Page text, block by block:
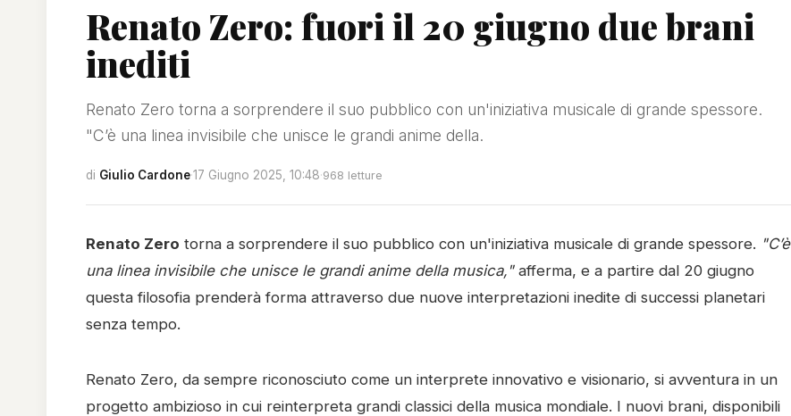
Renato Zero: fuori il 20 giugno due brani
inediti
Renato Zero torna a sorprendere il suo pubblico con un'iniziativa musicale di grande spessore.
"C’è una linea invisibile che unisce le grandi anime della.
di Giulio Cardone·17 Giugno 2025, 10:48·968 letture
Renato Zero torna a sorprendere il suo pubblico con un'iniziativa musicale di grande spessore. "C’è
una linea invisibile che unisce le grandi anime della musica,"afferma, e a partire dal 20 giugno
questa filosofia prenderà forma attraverso due nuove interpretazioni inedite di successi planetari
senza tempo.
Renato Zero, da sempre riconosciuto come un interprete innovativo e visionario, si avventura in un
progetto ambizioso in cui reinterpreta grandi classici della musica mondiale. I nuovi brani, disponibili